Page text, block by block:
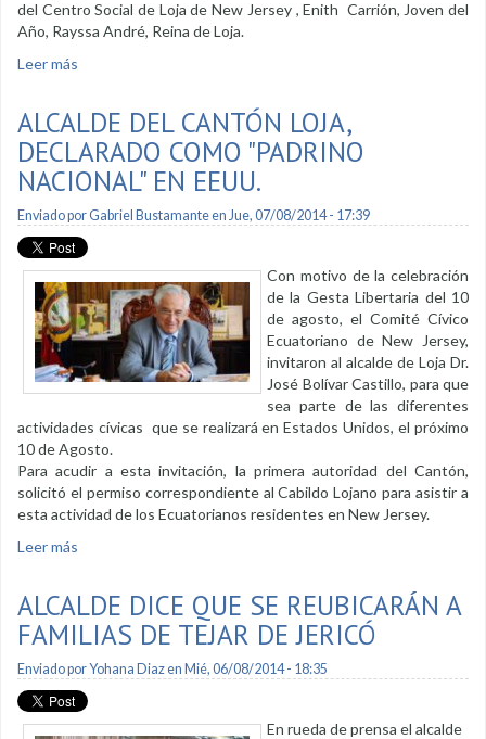
del Centro Social de Loja de New Jersey , Enith Carrión, Joven del
Año, Rayssa André, Reina de Loja.
Leer más
ALCALDE DEL CANTÓN LOJA,
DECLARADO COMO "PADRINO
NACIONAL" EN EEUU.
Enviado porGabriel Bustamanteen Jue, 07/08/2014 - 17:39
Con motivo de la celebración
de la Gesta Libertaria del 10
de agosto, el Comité Cívico
Ecuatoriano de New Jersey,
invitaron al alcalde de Loja Dr.
José Bolívar Castillo, para que
sea parte de las diferentes
actividades cívicas que se realizará en Estados Unidos, el próximo
10 de Agosto.
Para acudir a esta invitación, la primera autoridad del Cantón,
solicitó el permiso correspondiente al Cabildo Lojano para asistir a
esta actividad de los Ecuatorianos residentes en New Jersey.
Leer más
ALCALDE DICE QUE SE REUBICARÁN A
FAMILIAS DE TEJAR DE JERICÓ
Enviado porYohana Diazen Mié, 06/08/2014 - 18:35
En rueda de prensa el alcalde